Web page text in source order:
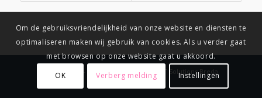
© Copyright Connix.nl Webdesign & IT Solutions Breda
Om de gebruiksvriendelijkheid van onze website en diensten te
optimaliseren maken wij gebruik van cookies. Als u verder gaat
met browsen op onze website gaat u akkoord.
OK
Verberg melding Instellingen